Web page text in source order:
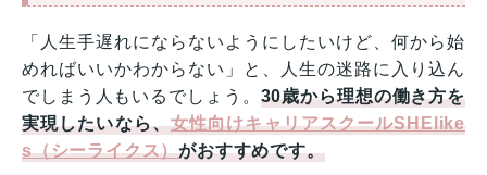
「人生手遅れにならないようにしたいけど、何から始
めればいいかわからない」と、人生の迷路に入り込ん
でしまう人もいるでしょう。 30歳から理想の働き方を
実現したいなら、女性向けキャリアスクールSHElike
s（シーライクス）がおすすめです。